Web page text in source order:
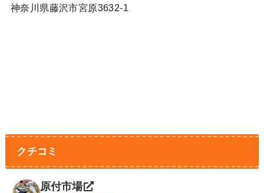
神奈川県藤沢市宮原3632-1
クチコミ
原付市場